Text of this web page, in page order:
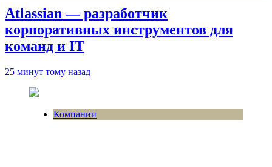
Atlassian — разработчик
корпоративных инструментов для
команд и IT
25 минут тому назад
Компании